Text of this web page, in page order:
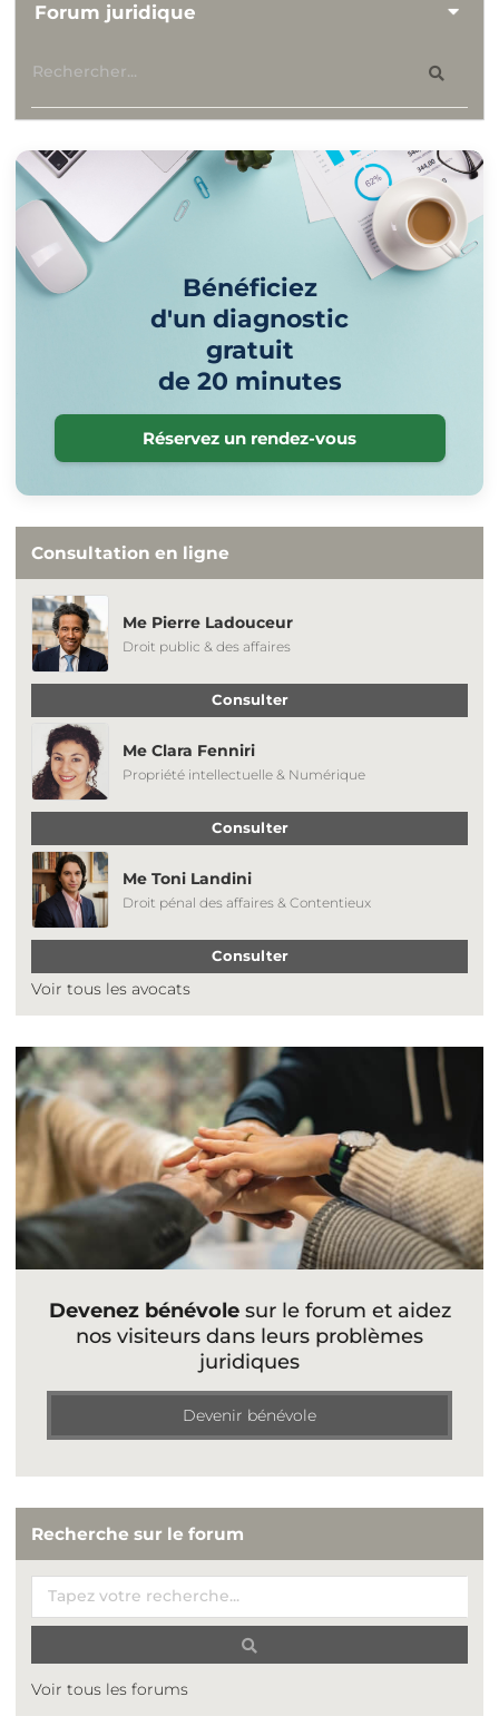
Forum juridique
Bénéficiez
d'un diagnostic
gratuit
de 20 minutes
Réservez un rendez-vous
Consultation en ligne
Me Pierre Ladouceur
Droit public & des affaires
Consulter
Me Clara Fenniri
Propriété intellectuelle & Numérique
Consulter
Me Toni Landini
Droit pénal des affaires & Contentieux
Consulter
Voir tous les avocats
Devenez bénévolesur le forum et aidez
nos visiteurs dans leurs problèmes
juridiques
Devenir bénévole
Recherche sur le forum
Voir tous les forums